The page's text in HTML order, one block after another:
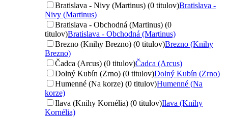
Bratislava - Nivy (Martinus) (0 titulov)Bratislava -
Nivy (Martinus)
Bratislava - Obchodná (Martinus) (0
titulov)Bratislava - Obchodná (Martinus)
Brezno (Knihy Brezno) (0 titulov)Brezno (Knihy
Brezno)
Čadca (Arcus) (0 titulov)Čadca (Arcus)
Dolný Kubín (Zrno) (0 titulov)Dolný Kubín (Zrno)
Humenné (Na korze) (0 titulov)Humenné (Na
korze)
Ilava (Knihy Kornélia) (0 titulov)Ilava (Knihy
Kornélia)